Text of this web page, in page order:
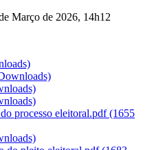
Março de 2026, 14h12
processo eleitoral.pdf(1655